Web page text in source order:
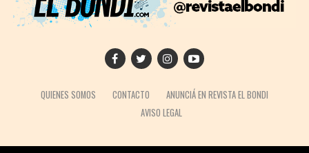
QUIENES SOMOS CONTACTO
ANUNCIÁ EN REVISTA EL BONDI
AVISO LEGAL